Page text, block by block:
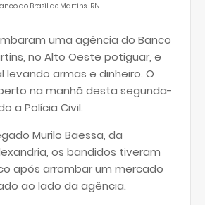
do Brasil de Martins-RN
uma agência do Banco
no Alto Oeste potiguar, e
levando armas e dinheiro. O
na manhã desta segunda-
a Polícia Civil.
Murilo Baessa, da
os bandidos tiveram
após arrombar um mercado
ao lado da agência.